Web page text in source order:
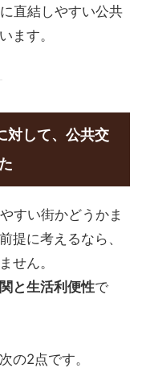
直結しやすい公共
ます。
対して、公共交
すい街かどうかま
提に考えるなら、
せん。
と生活利便性で
の2点です。